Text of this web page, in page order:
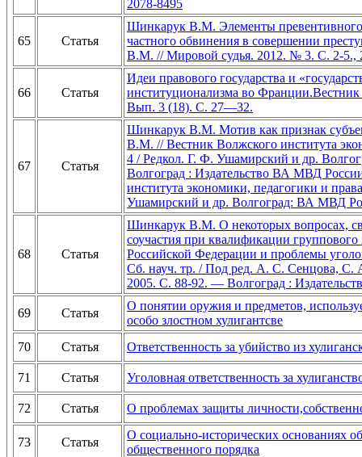
2078-8495
65 Статья
Шинкарук В.М. Элементы
частного обвинения в совершении
В.М. // Мировой судья. 2012. № 3. С. 2-
66 Статья
Идеи правового государства и
институционализма во
Вып. 3 (18). С. 27―32.
67 Статья
Шинкарук В.М. Мотив как признак
В.М. // Вестник Волжского института
4 / Редкол. Г. Ф. Ушамирский и др.
Волгоград : Издательство ВА МВД
института экономики, педагогики и
Ушамирский и др. Волгоград: ВА МВД
68 Статья
Шинкарук В.М. О некоторых вопросах,
соучастия при квалификации
Российской Федерации и проблемы
Сб. науч. тр. / Под ред. А. С. Сенцова,
2005. С. 88-92. — Волгоград :
69 Статья
О понятии оружия и предметов,
особо злостном хулигантсве
70
Статья Ответственность за убийство из
71 Статья Уголовная ответственность за
72 Статья О проблемах защиты
73 Статья
О социально-исторических основаниях
общественного порядка